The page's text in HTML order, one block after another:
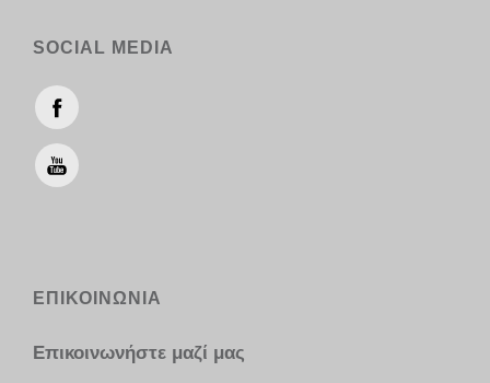
SOCIAL MEDIA
ΕΠΙΚΟΙΝΩΝΙΑ
Επικοινωνήστε μαζί μας